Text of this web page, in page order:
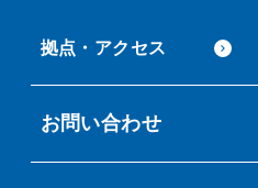
拠点・アクセス
お問い合わせ